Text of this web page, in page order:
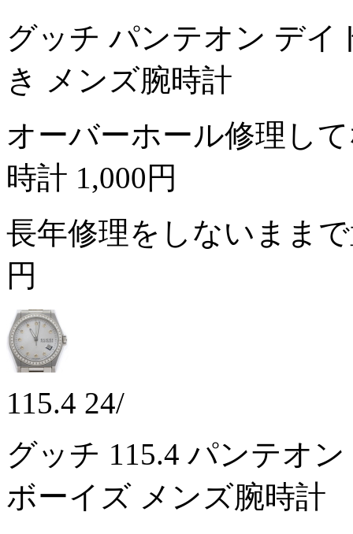
グッチ パンテオン デイ
き メンズ腕時計
オーバーホール修理し
時計 1,000円
長年修理をしないまま
円
115.4 24/
グッチ 115.4 パンテオ
ボーイズ メンズ腕時計